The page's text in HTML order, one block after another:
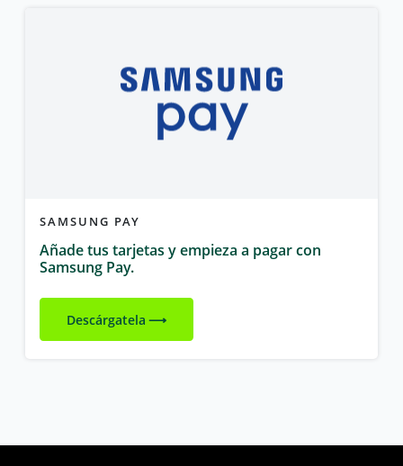
SAMSUNG PAY
Añade tus tarjetas y empieza a pagar con
Samsung Pay.
Descárgatela